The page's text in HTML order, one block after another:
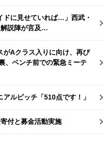
ドに見せていれば…」西武・
説陣が言及…
Aクラス入りに向け、再び
、ベンチ前での緊急ミーテ
ルピッチ「510点です！」
付と募金活動実施